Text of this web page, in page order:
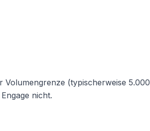
(typischerweise 5.000
nicht.